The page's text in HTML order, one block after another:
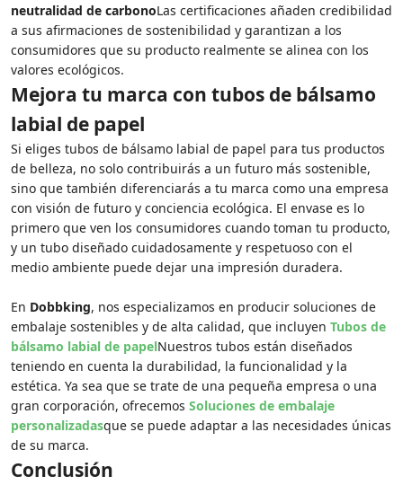
neutralidad de carbonoLas certificaciones añaden credibilidad
a sus afirmaciones de sostenibilidad y garantizan a los
consumidores que su producto realmente se alinea con los
valores ecológicos.
Mejora tu marca con tubos de bálsamo
labial de papel
Si eliges tubos de bálsamo labial de papel para tus productos
de belleza, no solo contribuirás a un futuro más sostenible,
sino que también diferenciarás a tu marca como una empresa
con visión de futuro y conciencia ecológica. El envase es lo
primero que ven los consumidores cuando toman tu producto,
y un tubo diseñado cuidadosamente y respetuoso con el
medio ambiente puede dejar una impresión duradera.
En Dobbking, nos especializamos en producir soluciones de
embalaje sostenibles y de alta calidad, que incluyen Tubos de
bálsamo labial de papelNuestros tubos están diseñados
teniendo en cuenta la durabilidad, la funcionalidad y la
estética. Ya sea que se trate de una pequeña empresa o una
gran corporación, ofrecemos Soluciones de embalaje
personalizadasque se puede adaptar a las necesidades únicas
de su marca.
Conclusión